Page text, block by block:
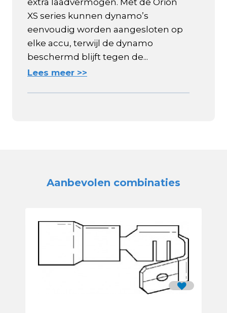
extra laadvermogen. Met de Orion
XS series kunnen dynamo’s
eenvoudig worden aangesloten op
elke accu, terwijl de dynamo
beschermd blijft tegen de...
Lees meer >>
Aanbevolen combinaties